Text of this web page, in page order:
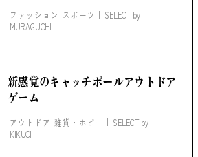
ファッション スポーツ
SELECT by
MURAGUCHI
新感覚のキャッチボールアウトドア
ゲーム
アウトドア 雑貨・ホビー
SELECT by
KIKUCHI